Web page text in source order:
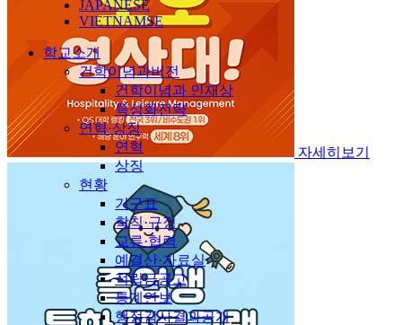
자세히보기
JAPANESE
VIETNAMSE
학교소개
건학이념과비전
건학이념과 인재상
특성화전략
연혁·상징
연혁
상징
현황
기구표
학칙·규정
교류·협력
예결산·자료실
적립금공고
통계연보
행정감사결과공개